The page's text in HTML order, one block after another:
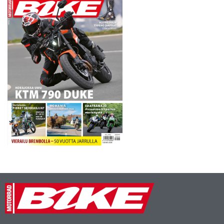
toiseen erään. Avauserässä
hän kiirehti oman tiiminsä
Hondalla viidenneksi…